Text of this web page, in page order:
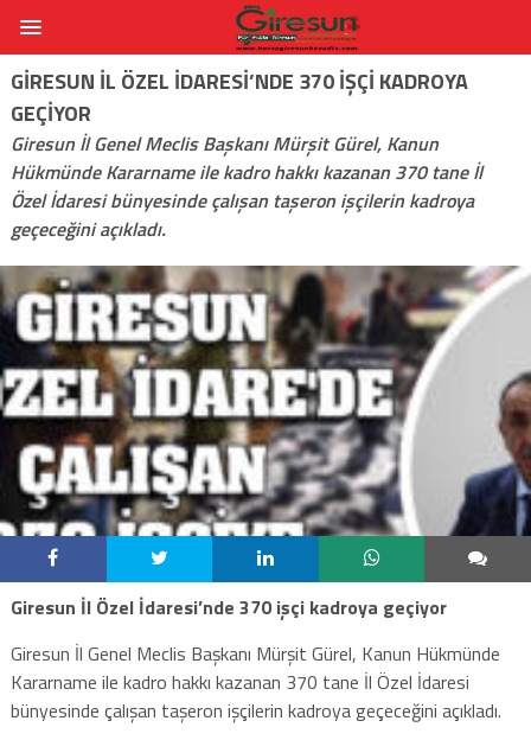
GIRESUN İL ÖZEL İDARESI’NDE 370 IŞÇI KADROYA
GEÇIYOR
Giresun İl Genel Meclis Başkanı Mürşit Gürel, Kanun
Hükmünde Kararname ile kadro hakkı kazanan 370 tane İl
Özel İdaresi bünyesinde çalışan taşeron işçilerin kadroya
geçeceğini açıkladı.
Giresun İl Özel İdaresi’nde 370 işçi kadroya geçiyor
Giresun İl Genel Meclis Başkanı Mürşit Gürel, Kanun Hükmünde
Kararname ile kadro hakkı kazanan 370 tane İl Özel İdaresi
bünyesinde çalışan taşeron işçilerin kadroya geçeceğini açıkladı.